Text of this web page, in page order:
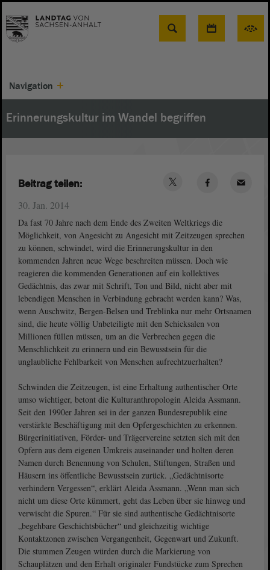
Suche
Navigation
Erinnerungskultur im Wandel begriffen
30. Jan. 2014
Da fast 70 Jahre nach dem Ende des Zweiten Weltkriegs die
Möglichkeit, von Angesicht zu Angesicht mit Zeitzeugen sprechen
zu können, schwindet, wird die Erinnerungskultur in den
kommenden Jahren neue Wege beschreiten müssen. Doch wie
reagieren die kommenden Generationen auf ein kollektives
Gedächtnis, das zwar mit Schrift, Ton und Bild, nicht aber mit
lebendigen Menschen in Verbindung gebracht werden kann? Was,
wenn Auschwitz, Bergen-Belsen und Treblinka nur mehr Ortsnamen
sind, die heute völlig Unbeteiligte mit den Schicksalen von
Millionen füllen müssen, um an die Verbrechen gegen die
Menschlichkeit zu erinnern und ein Bewusstsein für die
unglaubliche Fehlbarkeit von Menschen aufrechtzuerhalten?
Schwinden die Zeitzeugen, ist eine Erhaltung authentischer Orte
umso wichtiger, betont die Kulturanthropologin Aleida Assmann.
Seit den 1990er Jahren sei in der ganzen Bundesrepublik eine
verstärkte Beschäftigung mit den Opfergeschichten zu erkennen.
Bürgerinitiativen, Förder- und Trägervereine setzten sich mit den
Opfern aus dem eigenen Umkreis auseinander und holten deren
Namen durch Benennung von Schulen, Stiftungen, Straßen und
Häusern ins öffentliche Bewusstsein zurück. „Gedächtnisorte
verhindern Vergessen“, erklärt Aleida Assmann. „Wenn man sich
nicht um diese Orte kümmert, geht das Leben über sie hinweg und
verwischt die Spuren.“ Für sie sind authentische Gedächtnisorte
„begehbare Geschichtsbücher“ und gleichzeitig wichtige
Kontaktzonen zwischen Vergangenheit, Gegenwart und Zukunft.
Die stummen Zeugen würden durch die Markierung von
Schauplätzen und den Erhalt originaler Fundstücke zum Sprechen
Beitrag teilen: